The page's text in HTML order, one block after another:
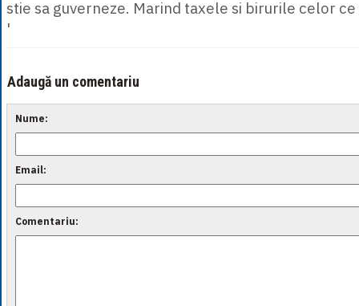
stie sa guverneze. Marind taxele si birurile celor
'
Adaugă un comentariu
Nume:
Email:
Comentariu: